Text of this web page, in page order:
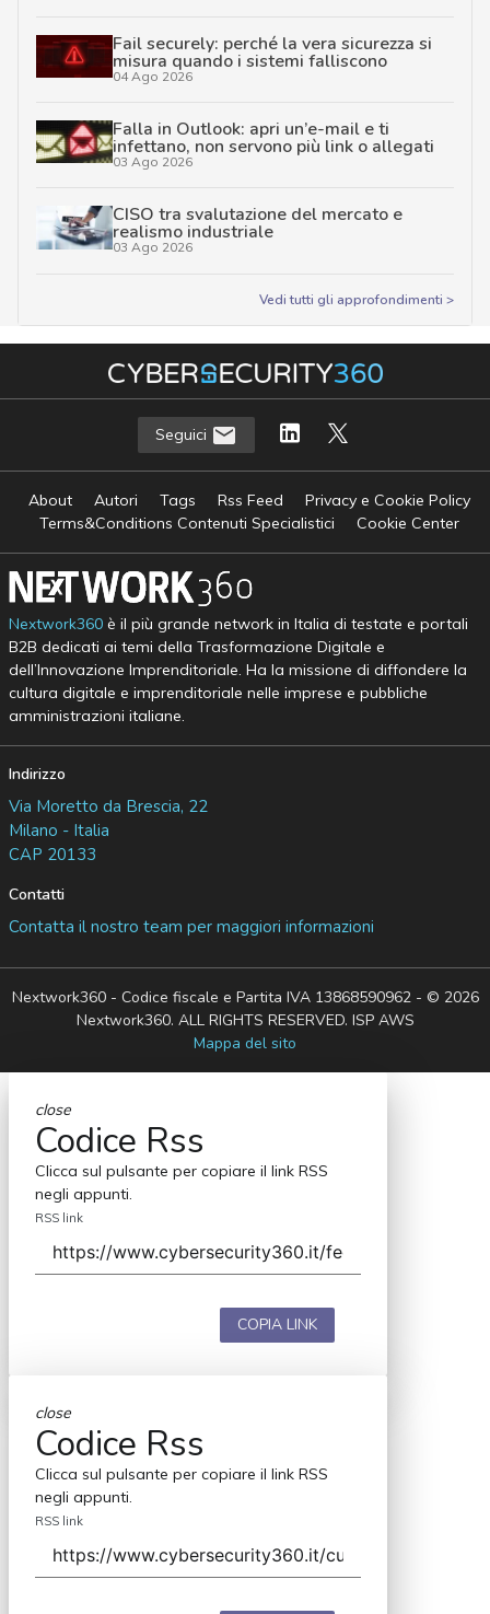
Fail securely: perché la vera sicurezza si
misura quando i sistemi falliscono
04 Ago 2026
Falla in Outlook: apri un’e-mail e ti
infettano, non servono più link o allegati
03 Ago 2026
CISO tra svalutazione del mercato e
realismo industriale
03 Ago 2026
Vedi tutti gli approfondimenti >
Seguici
About Autori Tags Rss Feed
Privacy e Cookie Policy
Terms&Conditions Contenuti Specialistici
Cookie Center
Nextwork360è il più grande network in Italia di testate e portali
B2B dedicati ai temi della Trasformazione Digitale e
dell’Innovazione Imprenditoriale. Ha la missione di diffondere la
cultura digitale e imprenditoriale nelle imprese e pubbliche
amministrazioni italiane.
Indirizzo
Via Moretto da Brescia, 22
Milano - Italia
CAP 20133
Contatti
Contatta il nostro team per maggiori informazioni
Nextwork360 - Codice fiscale e Partita IVA 13868590962 - © 2026
Nextwork360. ALL RIGHTS RESERVED. ISP AWS
Mappa del sito
close
Codice Rss
Clicca sul pulsante per copiare il link RSS
negli appunti.
RSS link
COPIA LINK
close
Codice Rss
Clicca sul pulsante per copiare il link RSS
negli appunti.
RSS link